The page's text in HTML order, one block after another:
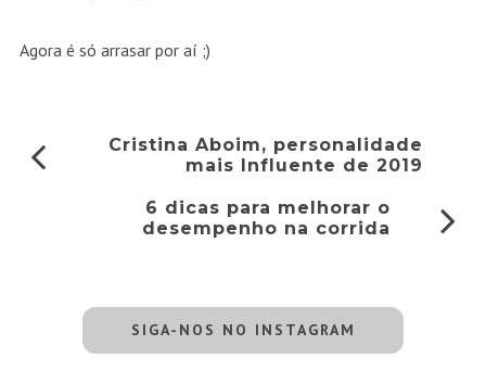
Agora é só arrasar por aí ;)
Cristina Aboim, personalidade
mais Influente de 2019
6 dicas para melhorar o
desempenho na corrida
SIGA-NOS NO INSTAGRAM